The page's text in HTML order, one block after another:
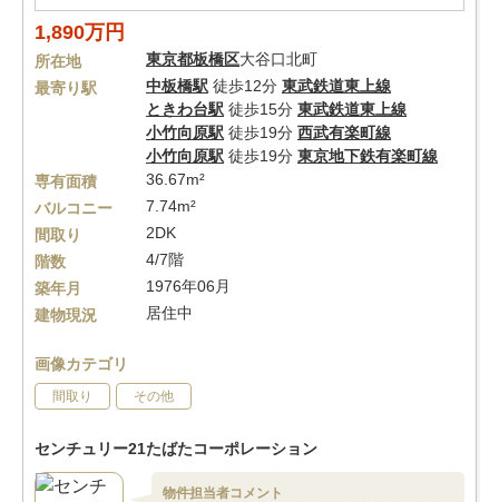
1,890万円
所在地 東京都板橋区大谷口北町
最寄り駅
中板橋駅 徒歩12分 東武鉄道東上線
ときわ台駅 徒歩15分 東武鉄道東上線
小竹向原駅 徒歩19分 西武有楽町線
小竹向原駅 徒歩19分 東京地下鉄有楽町線
専有面積
36.67m²
バルコニー
7.74m²
間取り
2DK
階数
4/7階
築年月
1976年06月
建物現況
居住中
画像カテゴリ
間取り その他
センチュリー21たばたコーポレーション
物件担当者コメント